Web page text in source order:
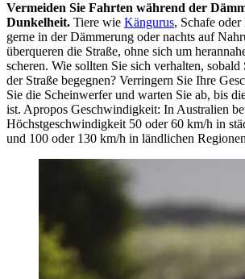
Vermeiden Sie Fahrten während der
Dunkelheit. Tiere wie Kängurus, Schafe
gerne in der Dämmerung oder nachts auf
überqueren die Straße, ohne sich um
scheren. Wie sollten Sie sich verhalten, sobald
der Straße begegnen? Verringern Sie Ihre
Sie die Scheinwerfer und warten Sie ab, bis
ist. Apropos Geschwindigkeit: In Australien
Höchstgeschwindigkeit 50 oder 60 km/h in
und 100 oder 130 km/h in ländlichen